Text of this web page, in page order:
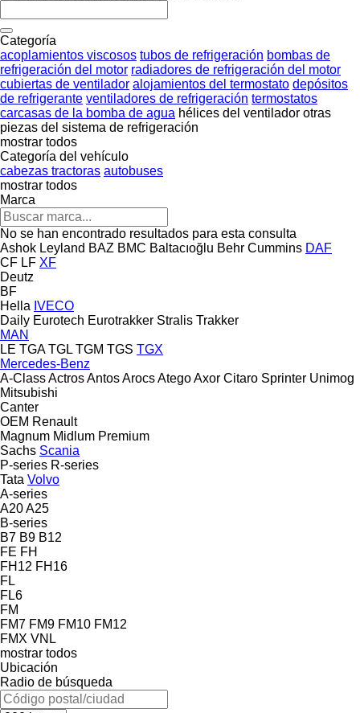
Categoría
acoplamientos viscosos tubos de refrigeración bombas de
refrigeración del motor radiadores de refrigeración del motor
cubiertas de ventilador alojamientos del termostato depósitos
de refrigerante ventiladores de refrigeración termostatos
carcasas de la bomba de agua hélices del ventilador otras
piezas del sistema de refrigeración
mostrar todos
Categoría del vehículo
cabezas tractoras autobuses
mostrar todos
Marca
No se han encontrado resultados para esta consulta
Ashok Leyland BAZ BMC Baltacıoğlu Behr Cummins DAF
CF LF XF
Deutz
BF
Hella IVECO
Daily Eurotech Eurotrakker Stralis Trakker
MAN
LE TGA TGL TGM TGS TGX
Mercedes-Benz
A-ClassActrosAntosArocsAtegoAxor Citaro Sprinter Unimog
Mitsubishi
Canter
OEM Renault
Magnum Midlum Premium
Sachs Scania
P-series R-series
Tata Volvo
A-series
A20A25
B-series
B7 B9 B12
FE FH
FH12 FH16
FL
FL6
FM
FM7 FM9 FM10 FM12
FMX VNL
mostrar todos
Ubicación
Radio de búsqueda